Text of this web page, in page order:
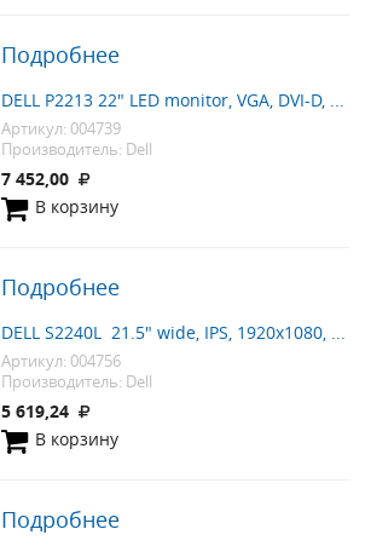
Подробнее
DELL P2213 22" LED monitor, VGA, DVI-D, ...
Артикул: 004739
Производитель: Dell
7 452,00
В корзину
Подробнее
DELL S2240L 21.5" wide, IPS, 1920x1080, ...
Артикул: 004756
Производитель: Dell
5 619,24
В корзину
Подробнее